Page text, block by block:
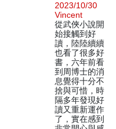
2023/10/30
Vincent
從武俠小說開
始接觸到好
讀，陸陸續續
也看了很多好
書，六年前看
到周博士的消
息覺得十分不
捨與可惜，時
隔多年發現好
讀又重新運作
了，實在感到